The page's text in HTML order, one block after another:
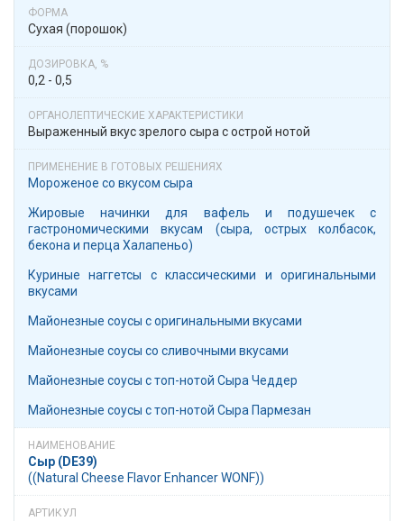
Сухая (порошок)
0,2 - 0,5
Выраженный вкус зрелого сыра с острой нотой
Мороженое со вкусом сыра
Жировые начинки для вафель и подушечек с
гастрономическими вкусам (сыра, острых колбасок,
бекона и перца Халапеньо)
Куриные наггетсы с классическими и оригинальными
вкусами
Майонезные соусы с оригинальными вкусами
Майонезные соусы со сливочными вкусами
Майонезные соусы с топ-нотой Сыра Чеддер
Майонезные соусы с топ-нотой Сыра Пармезан
Сыр (DE39)
((Natural Cheese Flavor Enhancer WONF))